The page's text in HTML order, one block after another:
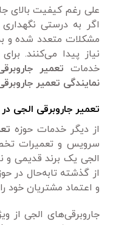
علی رغم کیفیت بالای
اگر به درستی
مشکلات متعدد شده و
نیاز پیدا می‌کنند.
خدمات تعمیر
نمایندگی تعمیر
تعمیر جاروبرقی الجی
از دیگر خدمات حوزه
سرویس و تعمیرات
الجی یک برند قدیمی‌ و
از گذشته تابه‌حال در
و اعتماد مشتریان خود
جاروبرقی‌های الجی از